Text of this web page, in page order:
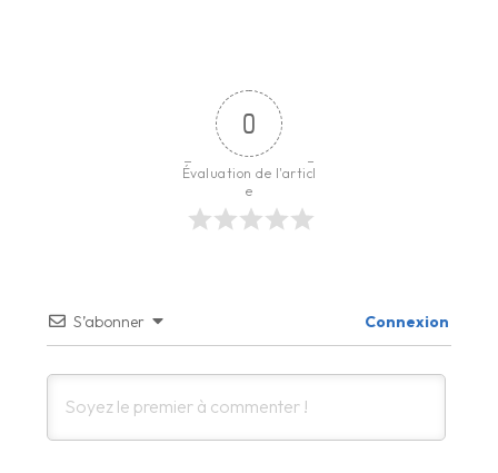
0
Évaluation de l'articl
e
S’abonner Connexion